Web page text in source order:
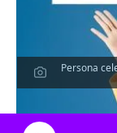
Persona